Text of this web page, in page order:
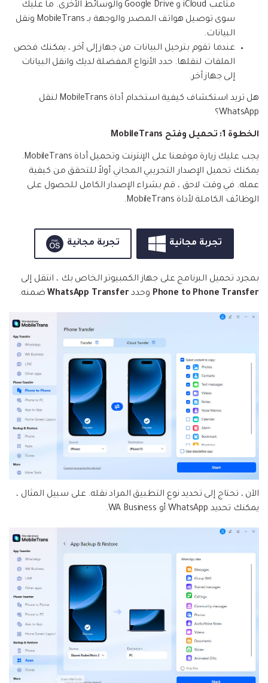
متاعب iCloud و Google Drive والوسائط الأخرى. ما عليك
سوى توصيل هواتف المصدر والوجهة بـ MobileTrans ونقل
البيانات.
عندما تقوم بترحيل البيانات من جهاز إلى آخر ، يمكنك فحص
الملفات لنقلها. حدد الأنواع المفضلة لديك وانقل البيانات
إلى جهاز آخر.
هل تريد استكشاف كيفية استخدام أداة MobileTrans لنقل
WhatsApp؟
الخطوة 1: تحميل وفتح MobileTrans
يجب عليك زيارة موقعنا على الإنترنت وتحميل أداة MobileTrans.
يمكنك تحميل الإصدار التجريبي المجاني أولاً للتحقق من كيفية
عمله. في وقت لاحق ، قم بشراء الإصدار الكامل للحصول على
الوظائف الكاملة لأداة MobileTrans.
تجربة مجانية تجربة مجانية
بمجرد تحميل البرنامج على جهاز الكمبيوتر الخاص بك ، انتقل إلى
Phone to Phone Transfer وحددWhatsApp Transferضمنه.
الآن ، تحتاج إلى تحديد نوع التطبيق المراد نقله. على سبيل المثال ،
يمكنك تحديد WhatsApp أو WA Business.